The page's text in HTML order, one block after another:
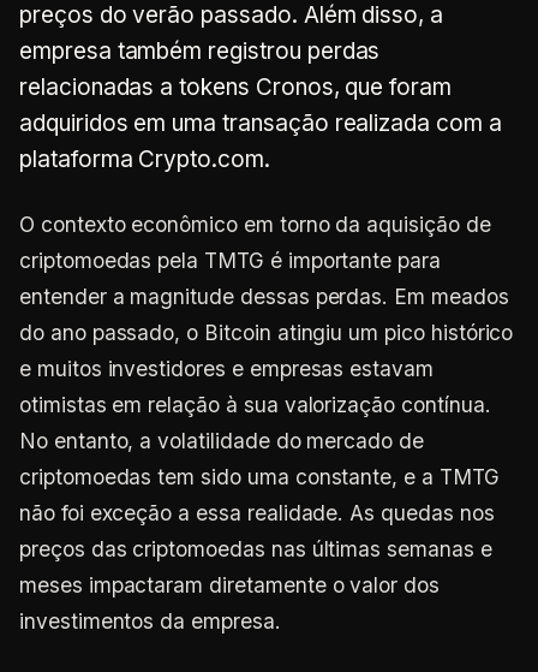
preços do verão passado. Além disso, a
empresa também registrou perdas
relacionadas a tokens Cronos, que foram
adquiridos em uma transação realizada com a
plataforma Crypto.com.
O contexto econômico em torno da aquisição de
criptomoedas pela TMTG é importante para
entender a magnitude dessas perdas. Em meados
do ano passado, o Bitcoin atingiu um pico histórico
e muitos investidores e empresas estavam
otimistas em relação à sua valorização contínua.
No entanto, a volatilidade do mercado de
criptomoedas tem sido uma constante, e a TMTG
não foi exceção a essa realidade. As quedas nos
preços das criptomoedas nas últimas semanas e
meses impactaram diretamente o valor dos
investimentos da empresa.